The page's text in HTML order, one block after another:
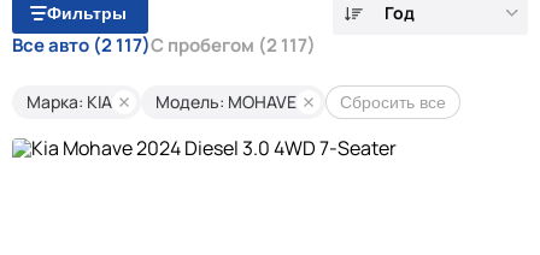
Фильтры Год
Все авто (2 117)С пробегом (2 117)
Марка: KIA Модель: MOHAVE Сбросить все